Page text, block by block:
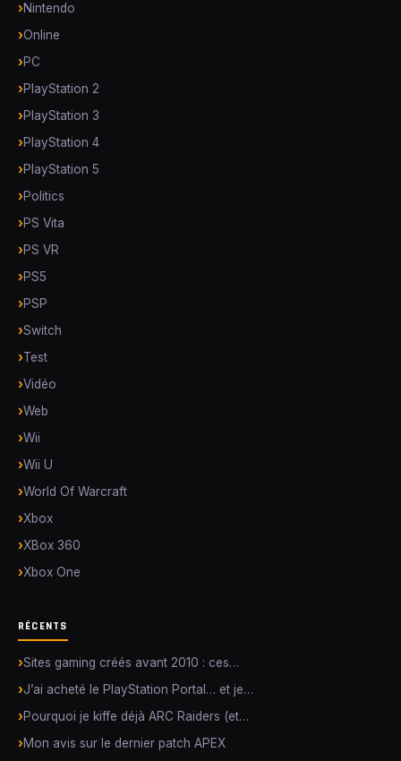
Nintendo
Online
PC
PlayStation 2
PlayStation 3
PlayStation 4
PlayStation 5
Politics
PS Vita
PS VR
PS5
PSP
Switch
Test
Vidéo
Web
Wii
Wii U
World Of Warcraft
Xbox
XBox 360
Xbox One
RÉCENTS
Sites gaming créés avant 2010 : ces…
J’ai acheté le PlayStation Portal… et je…
Pourquoi je kiffe déjà ARC Raiders (et…
Mon avis sur le dernier patch APEX